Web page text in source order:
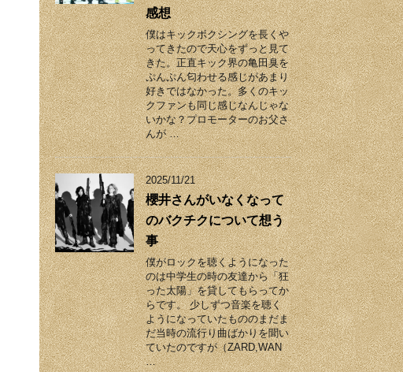
感想
僕はキックボクシングを長くや
ってきたので天心をずっと見て
きた。正直キック界の亀田臭を
ぷんぷん匂わせる感じがあまり
好きではなかった。多くのキッ
クファンも同じ感じなんじゃな
いかな？プロモーターのお父さ
んが …
2025/11/21
櫻井さんがいなくなって
のバクチクについて想う
事
僕がロックを聴くようになった
のは中学生の時の友達から「狂
った太陽」を貸してもらってか
らです。 少しずつ音楽を聴く
ようになっていたもののまだま
だ当時の流行り曲ばかりを聞い
ていたのですが（ZARD,WAN
…